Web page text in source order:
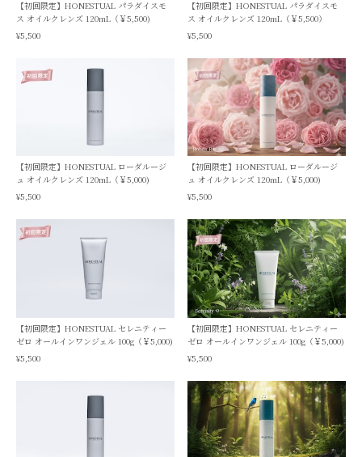
【初回限定】HONESTUAL パラダイスモ
ス オイルクレンズ 120mL（￥5,500)
¥5,500
【初回限定】HONESTUAL パラダイスモ
ス オイルクレンズ 120mL（￥5,500）
¥5,500
【初回限定】HONESTUAL ローダルージ
ュ オイルクレンズ 120mL（￥5,000)
¥5,500
【初回限定】HONESTUAL ローダルージ
ュ オイルクレンズ 120mL（￥5,000)
¥5,500
【初回限定】HONESTUAL セレニティー
ゼロ オールインワンジェル 100g（￥5,000)
¥5,500
【初回限定】HONESTUAL セレニティー
ゼロ オールインワンジェル 100g（￥5,000)
¥5,500